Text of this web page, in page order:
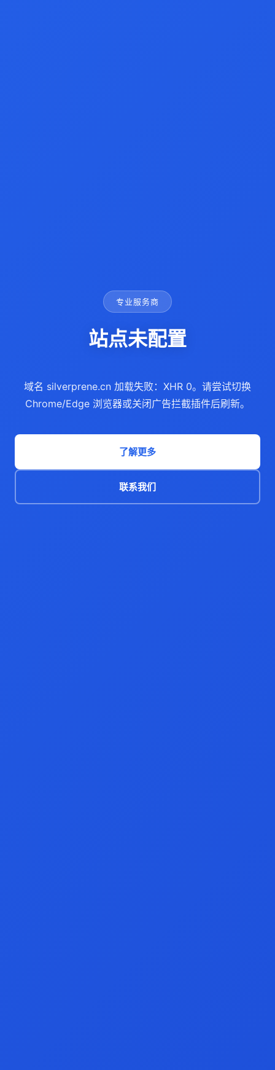
专业服务商
站点未配置
域名 silverprene.cn 加载失败：XHR 0。请尝试切换
Chrome/Edge 浏览器或关闭广告拦截插件后刷新。
了解更多
联系我们